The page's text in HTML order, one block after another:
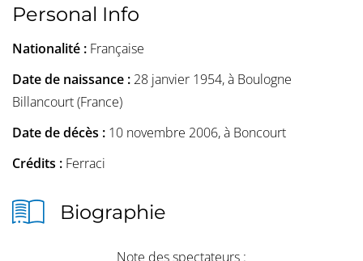
Personal Info
Nationalité : Française
Date de naissance : 28 janvier 1954, à Boulogne
Billancourt (France)
Date de décès : 10 novembre 2006, à Boncourt
Crédits : Ferraci
Biographie
Note des spectateurs :